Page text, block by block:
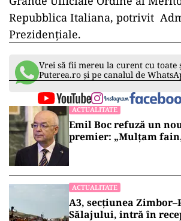
Repubblica Italiana, potrivit
Prezidențiale.
Vrei să fii mereu la curent cu toate
Puterea.ro și pe canalul de
ACTUALITATE
Emil Boc refuză un
premier: „Mulțam
ACTUALITATE
A3, secțiunea
Sălajului, intră în